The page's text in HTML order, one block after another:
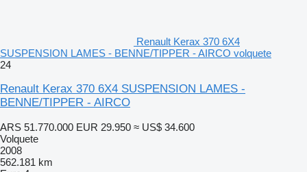
Renault Kerax 370 6X4
SUSPENSION LAMES - BENNE/TIPPER - AIRCO volquete
24
Renault Kerax 370 6X4 SUSPENSION LAMES -
BENNE/TIPPER - AIRCO
ARS 51.770.000 EUR 29.950 ≈ US$ 34.600
Volquete
2008
562.181 km